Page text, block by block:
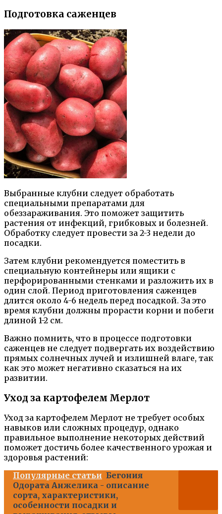
Подготовка саженцев
Выбранные клубни следует обработать
специальными препаратами для
обеззараживания. Это поможет защитить
растения от инфекций, грибковых и болезней.
Обработку следует провести за 2-3 недели до
посадки.
Затем клубни рекомендуется поместить в
специальную контейнеры или ящики с
перфорированными стенками и разложить их в
один слой. Период приготовления саженцев
длится около 4-6 недель перед посадкой. За это
время клубни должны прорасти корни и побеги
длиной 1-2 см.
Важно помнить, что в процессе подготовки
саженцев не следует подвергать их воздействию
прямых солнечных лучей и излишней влаге, так
как это может негативно сказаться на их
развитии.
Уход за картофелем Мерлот
Уход за картофелем Мерлот не требует особых
навыков или сложных процедур, однако
правильное выполнение некоторых действий
поможет достичь более качественного урожая и
здоровья растений:
Популярные статьи Бегония
Одората Анжелика - описание
сорта, характеристики,
особенности посадки и